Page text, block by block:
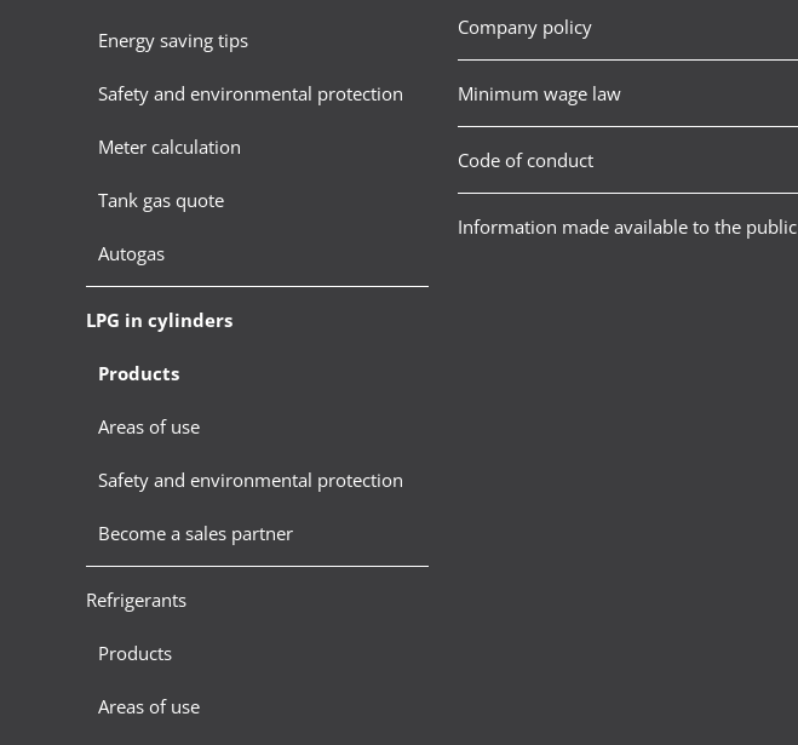
Energy saving tips
Safety and environmental protection
Meter calculation
Tank gas quote
Autogas
LPG in cylinders
Products
Areas of use
Safety and environmental protection
Become a sales partner
Refrigerants
Products
Areas of use
Company policy
Minimum wage law
Code of conduct
Information made available to the public